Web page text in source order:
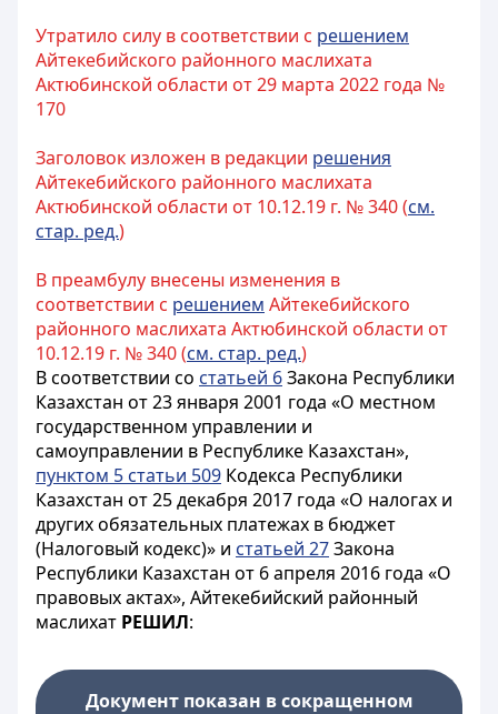
Утратило силу в соответствии с решением
Айтекебийского районного маслихата
Актюбинской области от 29 марта 2022 года №
170
Заголовок изложен в редакции решения
Айтекебийского районного маслихата
Актюбинской области от 10.12.19 г. № 340 (см.
стар. ред.)
В преамбулу внесены изменения в
соответствии с решением Айтекебийского
районного маслихата Актюбинской области от
10.12.19 г. № 340 (см. стар. ред.)
В соответствии со статьей 6Закона Республики
Казахстан от 23 января 2001 года «О местном
государственном управлении и
самоуправлении в Республике Казахстан»,
пунктом 5 статьи 509 Кодекса Республики
Казахстан от 25 декабря 2017 года «О налогах и
других обязательных платежах в бюджет
(Налоговый кодекс)» и статьей 27Закона
Республики Казахстан от 6 апреля 2016 года «О
правовых актах», Айтекебийский районный
маслихат РЕШИЛ:
Документ показан в сокращенном